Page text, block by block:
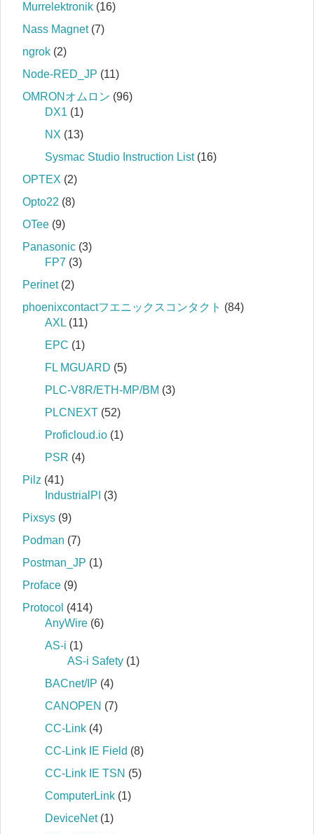
Murrelektronik (16)
Nass Magnet(7)
ngrok (2)
Node-RED_JP (11)
OMRONオムロン (96)
DX1 (1)
NX (13)
Sysmac Studio Instruction List(16)
OPTEX (2)
Opto22 (8)
OTee (9)
Panasonic (3)
FP7 (3)
Perinet(2)
phoenixcontactフエニックスコンタクト (84)
AXL (11)
EPC (1)
FL MGUARD (5)
PLC-V8R/ETH-MP/BM (3)
PLCNEXT (52)
Proficloud.io (1)
PSR (4)
Pilz (41)
IndustrialPI (3)
Pixsys (9)
Podman (7)
Postman_JP (1)
Proface (9)
Protocol (414)
AnyWire (6)
AS-i (1)
AS-i Safety (1)
BACnet/IP (4)
CANOPEN (7)
CC-Link (4)
CC-Link IE Field (8)
CC-Link IE TSN (5)
ComputerLink (1)
DeviceNet(1)